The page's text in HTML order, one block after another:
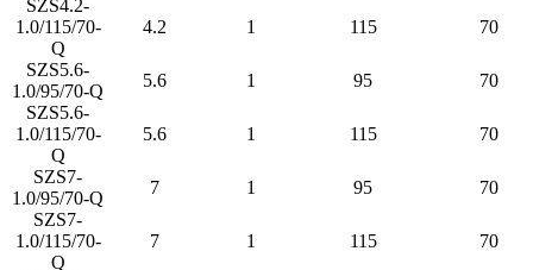
SZS4.2-
1.0/115/70-
Q
4.2 1 115 70
SZS5.6-
1.0/95/70-Q
5.6 1 95
70
SZS5.6-
1.0/115/70-
Q
5.6 1 115 70
SZS7-
1.0/95/70-Q
7 1 95
70
SZS7-
1.0/115/70-
Q
7 1 115 70